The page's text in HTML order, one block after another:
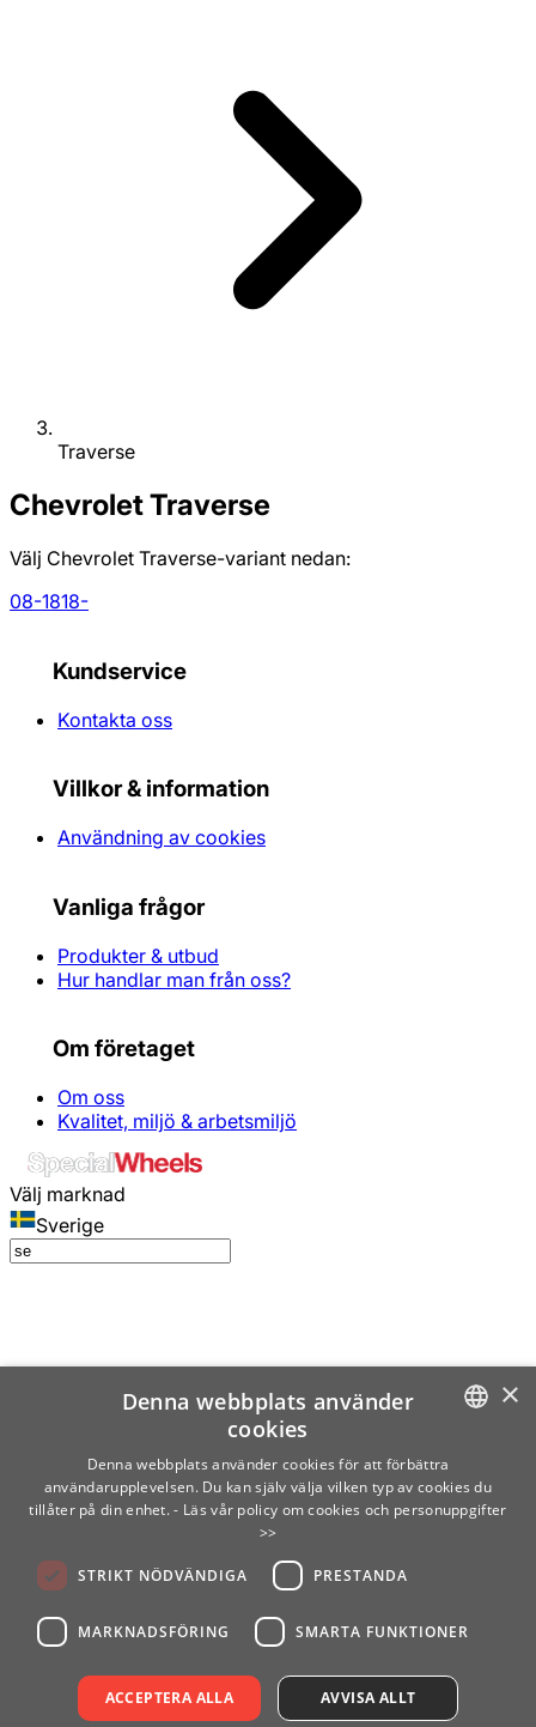
Traverse
ChevroletTraverse
Välj Chevrolet Traverse-variant nedan:
08-1818-
Kundservice
Kontakta oss
Villkor & information
Användning av cookies
Vanliga frågor
Produkter & utbud
Hur handlar man från oss?
Om företaget
Om oss
Kvalitet, miljö & arbetsmiljö
Välj marknad
Sverige
SWEDISH
×
Denna webbplats använder
cookies
Denna webbplats använder cookies för att förbättra
användarupplevelsen. Du kan själv välja vilken typ av cookies du
tillåter på din enhet. - Läs vår policy om cookies och personuppgifter
>>
STRIKT NÖDVÄNDIGA PRESTANDA
MARKNADSFÖRING SMARTA FUNKTIONER
ACCEPTERA ALLA AVVISA ALLT